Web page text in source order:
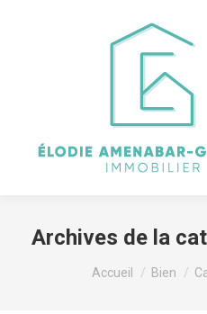
Archives de la
Accueil Bien